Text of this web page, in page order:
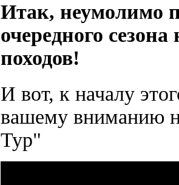
Итак, неумолимо
очередного
походов!
И вот, к началу
вашему вниманию
Тур"